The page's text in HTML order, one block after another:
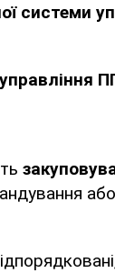
системи
або